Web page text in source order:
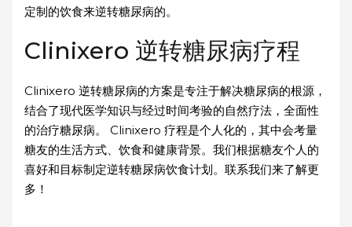
定制的饮食来逆转糖尿病的。
Clinixero 逆转糖尿病疗程
Clinixero 逆转糖尿病的方案是专注于解决糖尿病的根源，
结合了现代医学知识与经过时间考验的自然疗法，全面性
的治疗糖尿病。 Clinixero 疗程是个人化的，其中会考量
糖友的生活方式、饮食和健康背景。我们根据糖友个人的
喜好和目标制定逆转糖尿病饮食计划。联系我们来了解更
多！